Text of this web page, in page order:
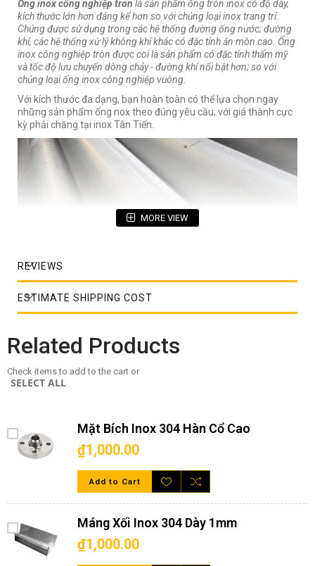
Ống inox công nghiệp tròn là sản phẩm ống tròn inox có độ dày,
kích thước lớn hơn đáng kể hơn so với chủng loại inox trang trí.
Chúng được sử dụng trong các hệ thống đường ống nước; đường
khí, các hệ thống xử lý không khí khác có đặc tính ăn mòn cao. Ống
inox công nghiệp tròn được coi là sản phẩm có đặc tính thẩm mỹ
và tốc độ lưu chuyển dòng chảy - đường khí nổi bật hơn; so với
chủng loại ống inox công nghiệp vuông.
Với kích thước đa dạng, bạn hoàn toàn có thể lựa chọn ngay
những sản phẩm ống nox theo đúng yêu cầu; với giá thành cực
kỳ phải chăng tại inox Tân Tiến.
Ống inox công nghiệp tròn dạng đúc
Quy cách ống inox công nghiệp
+ Dòng: Công nghiệp
+ Hình thức: Ống/ cây tròn
MORE VIEW
REVIEWS
ESTIMATE SHIPPING COST
Related Products
Check items to add to the cart or
SELECT ALL
Mặt Bích Inox 304 Hàn Cổ Cao
₫1,000.00
Add to Cart
Máng Xối Inox 304 Dày 1mm
₫1,000.00